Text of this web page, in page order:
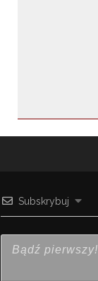
Subskrybuj